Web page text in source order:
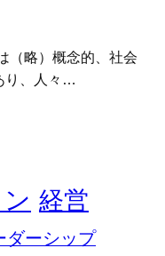
（略）概念的、社会
り、人々…
経営
ダーシップ